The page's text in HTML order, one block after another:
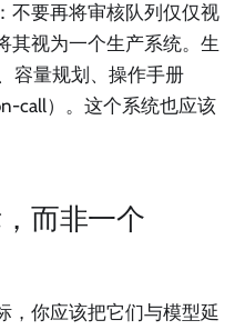
不要再将审核队列仅仅视
其视为一个生产系统。生
容量规划、操作手册
call）。这个系统也应该
而非一个
，你应该把它们与模型延